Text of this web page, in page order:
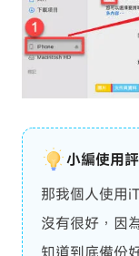
小編使用
那我個人使用
沒有很好，因